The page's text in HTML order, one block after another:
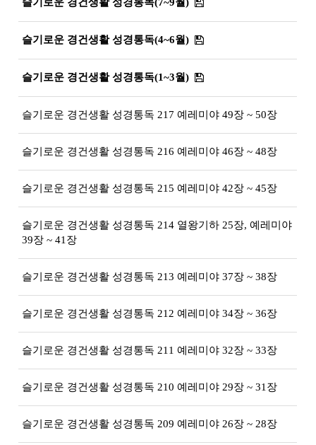
슬기로운 경건생활 성경통독(4~6월)
슬기로운 경건생활 성경통독(1~3월)
슬기로운 경건생활 성경통독 217 예레미야 49장 ~ 50장
슬기로운 경건생활 성경통독 216 예레미야 46장 ~ 48장
슬기로운 경건생활 성경통독 215 예레미야 42장 ~ 45장
슬기로운 경건생활 성경통독 214 열왕기하 25장, 예레미야
39장 ~ 41장
슬기로운 경건생활 성경통독 213 예레미야 37장 ~ 38장
슬기로운 경건생활 성경통독 212 예레미야 34장 ~ 36장
슬기로운 경건생활 성경통독 211 예레미야 32장 ~ 33장
슬기로운 경건생활 성경통독 210 예레미야 29장 ~ 31장
슬기로운 경건생활 성경통독 209 예레미야 26장 ~ 28장